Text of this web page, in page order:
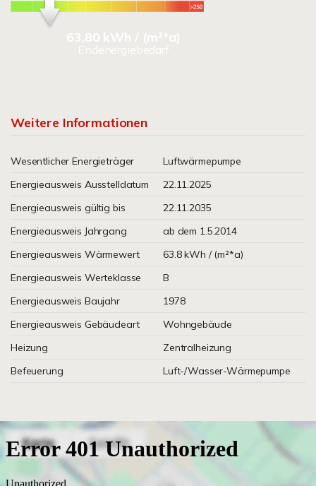
63,80 kWh / (m²*a)
Endenergiebedarf
Weitere Informationen
Wesentlicher Energieträger
Luftwärmepumpe
Energieausweis Ausstelldatum
22.11.2025
Energieausweis gültig bis
22.11.2035
Energieausweis Jahrgang
ab dem 1.5.2014
Energieausweis Wärmewert
63.8 kWh / (m²*a)
Energieausweis Werteklasse
B
Energieausweis Baujahr
1978
Energieausweis Gebäudeart
Wohngebäude
Heizung
Zentralheizung
Befeuerung
Luft-/Wasser-Wärmepumpe